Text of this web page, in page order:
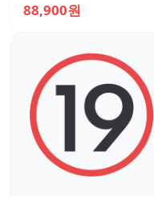
88,900원